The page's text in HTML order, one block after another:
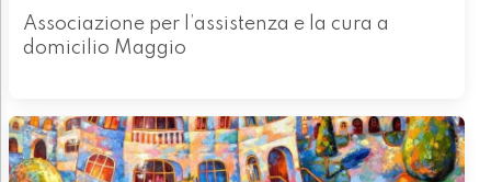
Associazione per l’assistenza e la cura a
domicilio Maggio